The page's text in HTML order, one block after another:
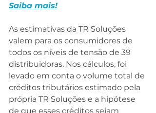
Saiba mais!
As estimativas da TR Soluções
valem para os consumidores de
todos os níveis de tensão de 39
distribuidoras. Nos cálculos, foi
levado em conta o volume total de
créditos tributários estimado pela
própria TR Soluções e a hipótese
de que esses créditos sejam